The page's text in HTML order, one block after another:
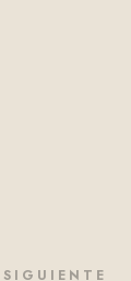
SIGUIENTE